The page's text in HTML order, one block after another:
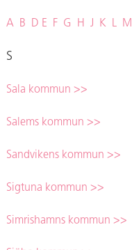
Logga in / Registrera dig
Hitta din säljare
A B D E F G H J K L M
S
Sala kommun >>
Salems kommun >>
Sandvikens kommun >>
Sigtuna kommun >>
Simrishamns kommun >>